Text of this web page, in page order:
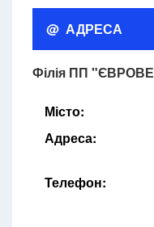
@ АДРЕСА
Філія ПП
Місто:
Адреса:
Телефон: